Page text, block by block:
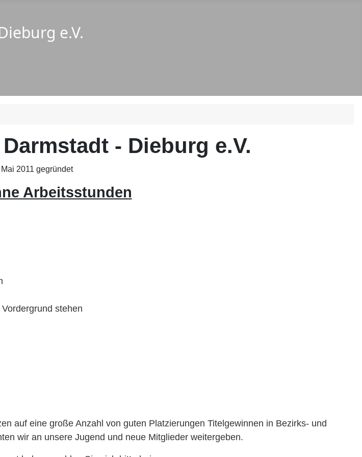
- Dieburg e.V.
2011 gegründet
Arbeitsstunden
stehen
auf eine große Anzahl von guten Platzierungen Titelgewinnen in Bezirks- und
wir an unsere Jugend und neue Mitglieder weitergeben.